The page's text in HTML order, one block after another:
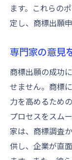
ます。これらの
定し、商標出願
専門家の意見
商標出願の成功
せません。商標
力を高めるため
プロセスをスム
家は、商標調査
供し、企業が直